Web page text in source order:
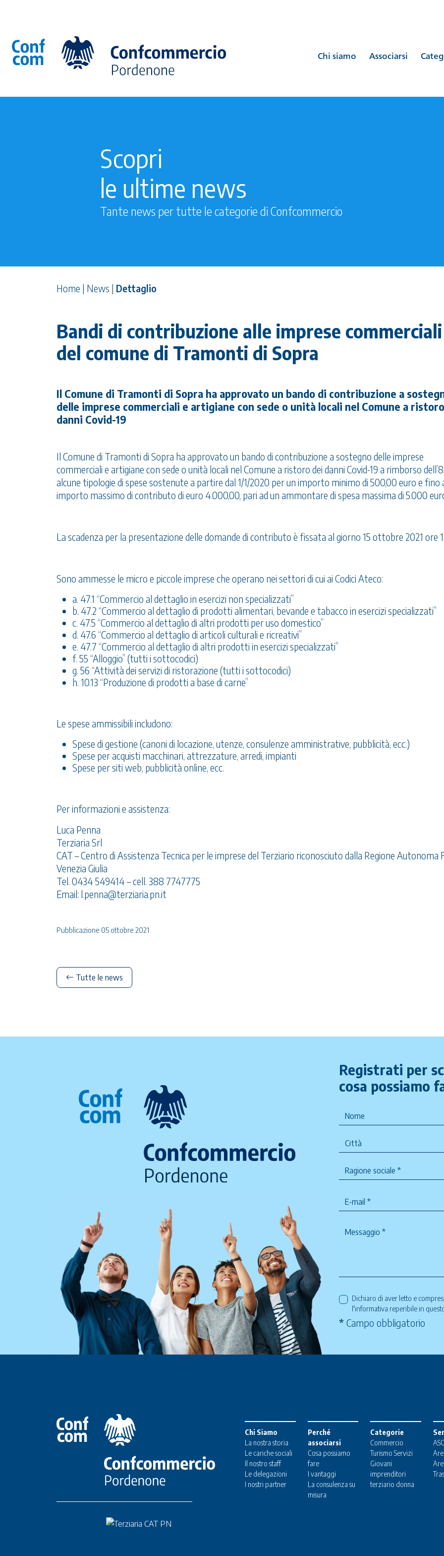
Chi siamo Associarsi
Scopri
le ultime news
Tante news per tutte le categorie di Confcommercio
Home | News | Dettaglio
Bandi di contribuzione alle imprese commerciali
del comune di Tramonti di Sopra
Il Comune di Tramonti di Sopra ha approvato un bando di contribuzione a
delle imprese commerciali e artigiane con sede o unità locali nel Comune a
danni Covid-19
Il Comune di Tramonti di Sopra ha approvato un bando di contribuzione a sostegno delle imprese
commerciali e artigiane con sede o unità locali nel Comune a ristoro dei danni Covid-19 a rimborso
alcune tipologie di spese sostenute a partire dal 1/1/2020 per un importo minimo di 500,00 euro e fino
importo massimo di contributo di euro 4.000,00, pari ad un ammontare di spesa massima di 5.000
La scadenza per la presentazione delle domande di contributo è fissata al giorno 15 ottobre 2021 ore
Sono ammesse le micro e piccole imprese che operano nei settori di cui ai Codici Ateco:
a. 47.1 “Commercio al dettaglio in esercizi non specializzati”
b. 47.2 “Commercio al dettaglio di prodotti alimentari, bevande e tabacco in esercizi specializzati”
c. 47.5 “Commercio al dettaglio di altri prodotti per uso domestico”
d. 47.6 “Commercio al dettaglio di articoli culturali e ricreativi”
e. 47.7 “Commercio al dettaglio di altri prodotti in esercizi specializzati”
f. 55 “Alloggio” (tutti i sottocodici)
g. 56 “Attività dei servizi di ristorazione (tutti i sottocodici)
h. 10.13 “Produzione di prodotti a base di carne”
Le spese ammissibili includono:
Spese di gestione (canoni di locazione, utenze, consulenze amministrative, pubblicità, ecc.)
Spese per acquisti macchinari, attrezzature, arredi, impianti
Spese per siti web, pubblicità online, ecc.
Per informazioni e assistenza:
Luca Penna
Terziaria Srl
CAT – Centro di Assistenza Tecnica per le imprese del Terziario riconosciuto dalla Regione Autonoma
Venezia Giulia
Tel. 0434 549414 – cell. 388 7747775
Email: l.penna@terziaria.pn.it
Pubblicazione 05 ottobre 2021
Tutte le news
Registrati per
cosa possiamo
Dichiaro di aver letto e
l'informativa reperibile in
* Campo obbligatorio
Chi Siamo
La nostra storia
Le cariche sociali
Il nostro staff
Le delegazioni
I nostri partner
Perché
associarsi
Cosa possiamo
fare
I vantaggi
La consulenza su
misura
Categorie
Commercio
Turismo Servizi
Giovani
imprenditori
terziario donna